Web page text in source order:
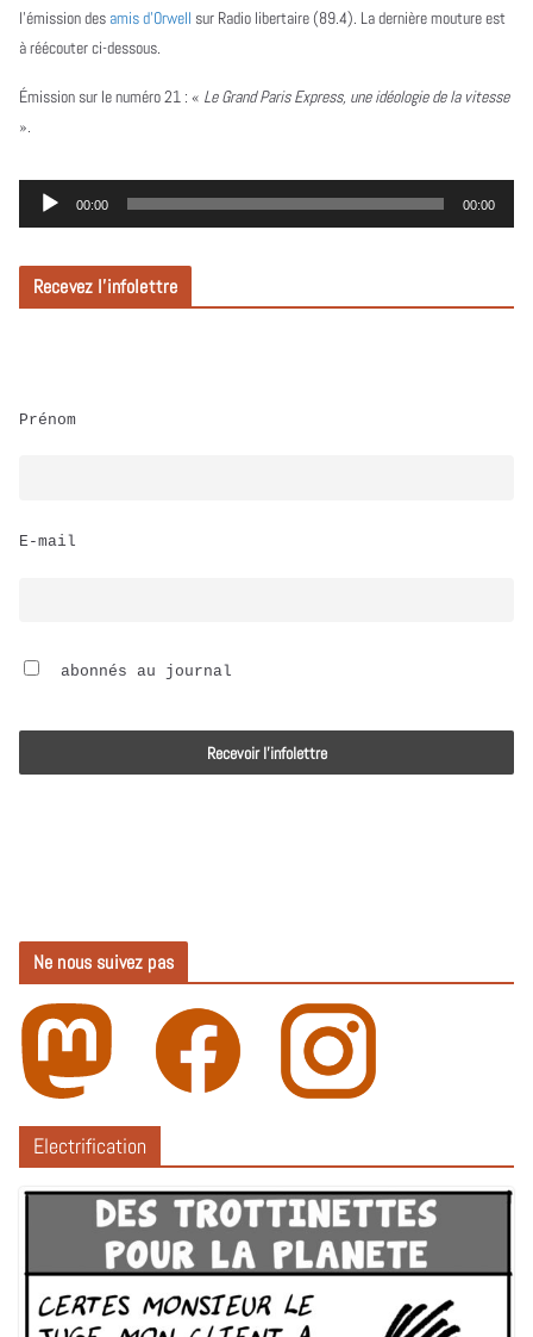
Electrification
l’émission des amis d’Orwell sur Radio libertaire (89.4). La dernière mouture est
à réécouter ci-dessous.
Émission sur le numéro 21 : « Le Grand Paris Express, une idéologie de la vitesse
».
e
c
t
r
i
00:00 00:00
Recevez l’infolettre
Prénom
E-mail
abonnés au journal
Ne nous suivez pas